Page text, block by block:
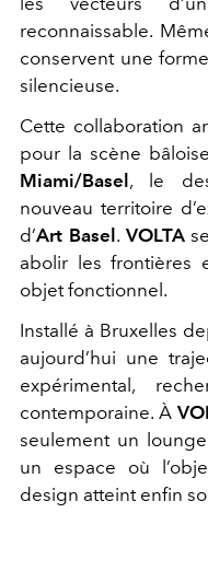
reconnaissable.
conservent une
silencieuse.
Cette collaboration
pour la scène
Miami/Basel , le
nouveau territoire
d’Art Basel . VOLTA
abolir les frontières
objet fonctionnel.
Installé à Bruxelles
aujourd’hui une
expérimental,
contemporaine. À
seulement un
un espace où
design atteint enfin